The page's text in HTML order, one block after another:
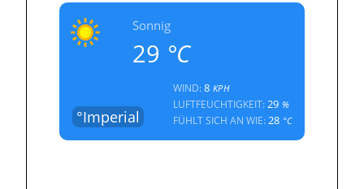
Sonnig
29 °C
°Imperial
WIND:8 KPH
LUFTFEUCHTIGKEIT:29 %
FÜHLT SICH AN WIE:28 °C